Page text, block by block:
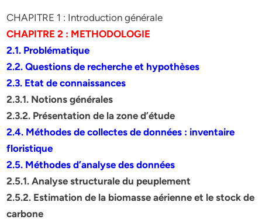
CHAPITRE 1 : Introduction générale
CHAPITRE 2 : METHODOLOGIE
2.1. Problématique
2.2. Questions de recherche et hypothèses
2.3. Etat de connaissances
2.3.1. Notions générales
2.3.2. Présentation de la zone d’étude
2.4. Méthodes de collectes de données : inventaire
floristique
2.5. Méthodes d’analyse des données
2.5.1. Analyse structurale du peuplement
2.5.2. Estimation de la biomasse aérienne et le stock de
carbone